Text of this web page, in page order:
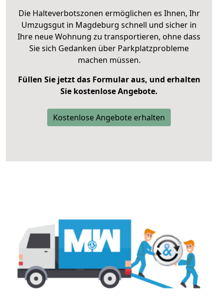
Die Halteverbotszonen ermöglichen es Ihnen, Ihr
Umzugsgut in Magdeburg schnell und sicher in
Ihre neue Wohnung zu transportieren, ohne dass
Sie sich Gedanken über Parkplatzprobleme
machen müssen.
Füllen Sie jetzt das Formular aus, und erhalten
Sie kostenlose Angebote.
Kostenlose Angebote erhalten